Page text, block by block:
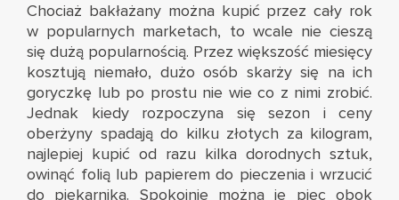
Chociaż bakłażany można kupić przez cały rok
w popularnych marketach, to wcale nie cieszą
się dużą popularnością. Przez większość miesięcy
kosztują niemało, dużo osób skarży się na ich
goryczkę lub po prostu nie wie co z nimi zrobić.
Jednak kiedy rozpoczyna się sezon i ceny
oberżyny spadają do kilku złotych za kilogram,
najlepiej kupić od razu kilka dorodnych sztuk,
owinąć folią lub papierem do pieczenia i wrzucić
do piekarnika. Spokojnie można je piec obok